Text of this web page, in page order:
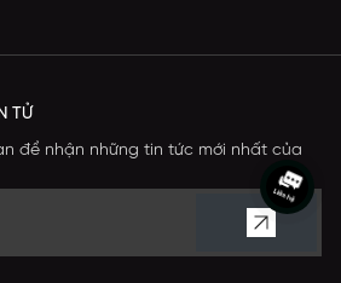
TỬ
để nhận những tin tức mới nhất của